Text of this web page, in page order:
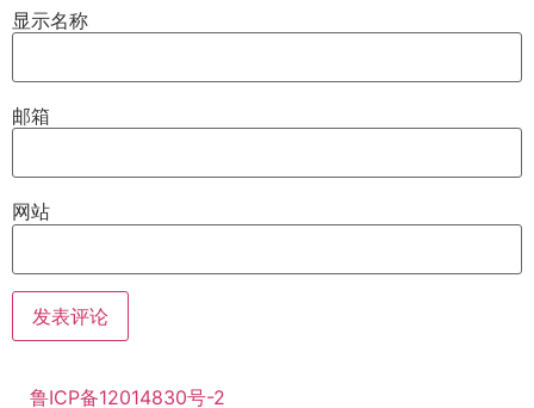
显示名称
邮箱
网站
鲁ICP备12014830号-2